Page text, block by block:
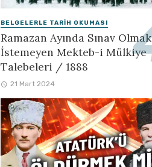
BELGELERLE TARIH OKUMASI
Ramazan Ayında Sınav Olmak
İstemeyen Mekteb-i Mülkiye
Talebeleri / 1888
21 Mart 2024